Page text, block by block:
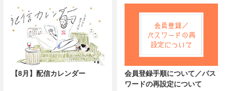
【8月】配信カレンダー
会員登録手順について／パス
ワードの再設定について